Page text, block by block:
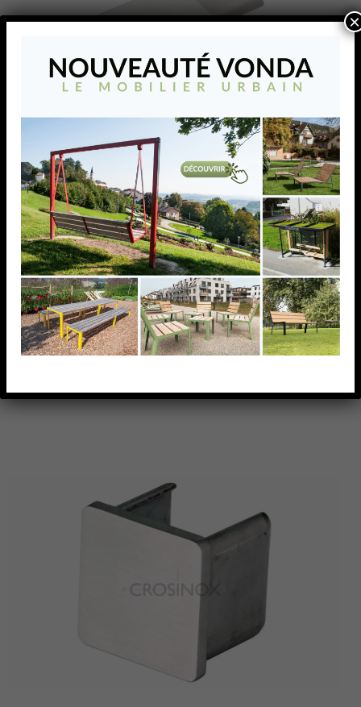
Coude vertical tube a
gorge 40x40mm
Coude vertical tube a gorge 40x40mm
×